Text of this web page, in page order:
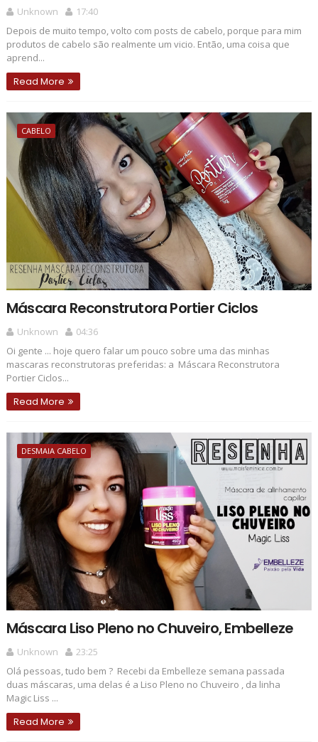
Unknown
17:40
Depois de muito tempo, volto com posts de cabelo, porque para mim
produtos de cabelo são realmente um vicio. Então, uma coisa que
aprend...
Read More
CABELO
Máscara Reconstrutora Portier Ciclos
Unknown
04:36
Oi gente ... hoje quero falar um pouco sobre uma das minhas
mascaras reconstrutoras preferidas: a Máscara Reconstrutora
Portier Ciclos...
Read More
DESMAIA CABELO
Máscara Liso Pleno no Chuveiro, Embelleze
Unknown
23:25
Olá pessoas, tudo bem ? Recebi da Embelleze semana passada
duas máscaras, uma delas é a Liso Pleno no Chuveiro , da linha
Magic Liss ...
Read More